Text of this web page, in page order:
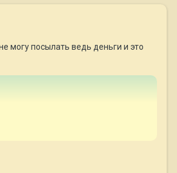
могу посылать ведь деньги и это